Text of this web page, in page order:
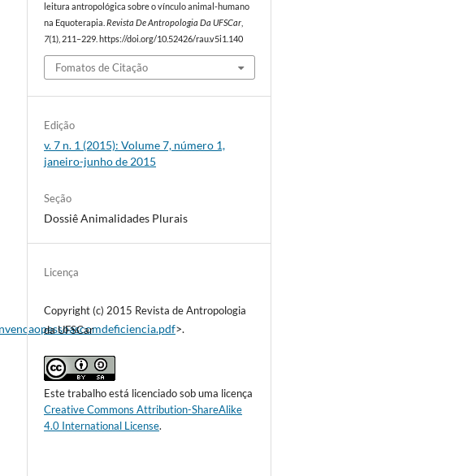
>.
leitura antropológica sobre o vínculo animal‐humano
na Equoterapia.Revista De Antropologia Da UFSCar
7(1), 211–229. https://doi.org/10.52426/rau.v5i1.140
Fomatos de Citação
Edição
v. 7 n. 1 (2015): Volume 7, número 1,
janeiro-junho de 2015
Seção
Dossiê Animalidades Plurais
Licença
Copyright (c) 2015 Revista de Antropologia
da UFSCar
Este trabalho está licenciado sob uma licença
Creative Commons Attribution-ShareAlike
4.0 International License.